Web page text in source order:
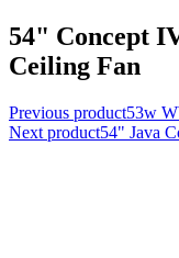
54" Concept
Ceiling Fan
Previous product53w
Next product54" Java